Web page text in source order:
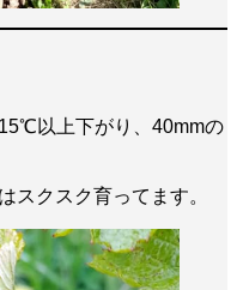
以上下がり、40mmの
スクスク育ってます。